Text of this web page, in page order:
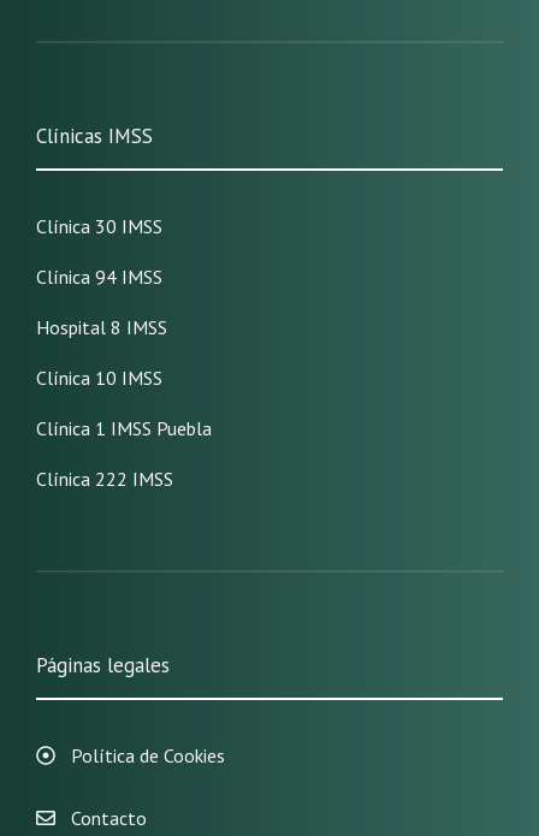
Clínicas IMSS
Clínica 30 IMSS
Clínica 94 IMSS
Hospital 8 IMSS
Clínica 10 IMSS
Clínica 1 IMSS Puebla
Clínica 222 IMSS
Páginas legales
Política de Cookies
Contacto